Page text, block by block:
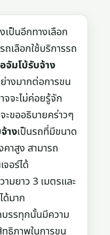
ป็นอีกทางเลือก
เลือกใช้บริการรถ
จัมโบ้รับจ้าง
างมากต่อการขน
จะไม่ค่อยรู้จัก
ะขออธิบายคร่าวๆ
างเป็นรถที่มีขนาด
าสูง สามารถ
อร์ได้
มยาว 3 เมตรและ
ด้มาก
รรทุกนั้นมีความ
ธิภาพในการขน